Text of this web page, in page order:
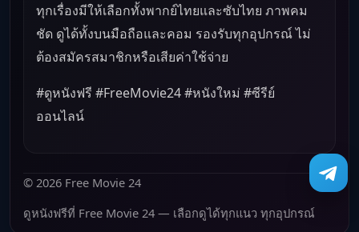
ทุกเรื่องมีให้เลือกทั้งพากย์ไทยและซับไทย ภาพคม
ชัด ดูได้ทั้งบนมือถือและคอม รองรับทุกอุปกรณ์ ไม่
ต้องสมัครสมาชิกหรือเสียค่าใช้จ่าย
#ดูหนังฟรี #FreeMovie24 #หนังใหม่ #ซีรีย์
ออนไลน์
© 2026 Free Movie 24
ดูหนังฟรีที่ Free Movie 24 — เลือกดูได้ทุกแนว ทุกอุปกรณ์